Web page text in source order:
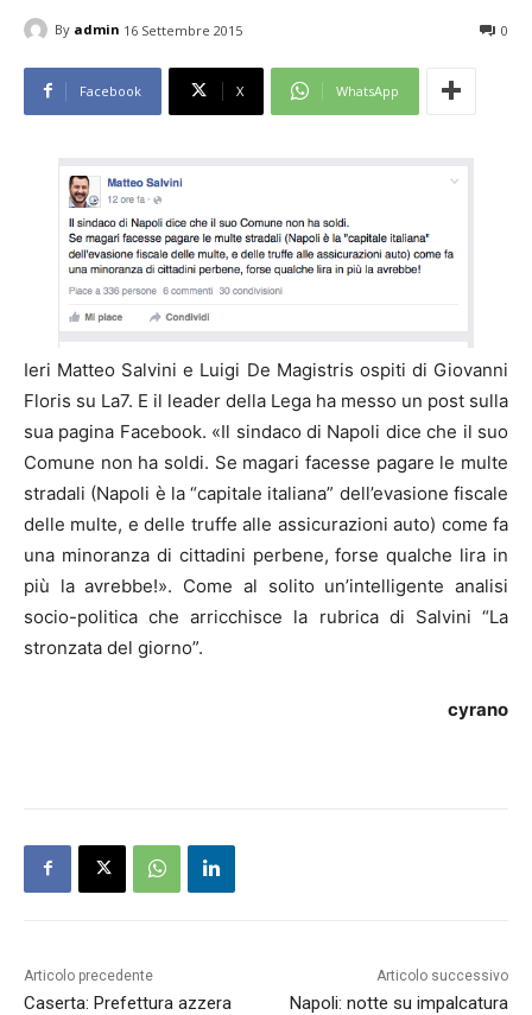
By admin 16 Settembre 2015 0
Facebook X WhatsApp
Ieri Matteo Salvini e Luigi De Magistris ospiti di Giovanni
Floris su La7. E il leader della Lega ha messo un post sulla
sua pagina Facebook. «Il sindaco di Napoli dice che il suo
Comune non ha soldi. Se magari facesse pagare le multe
stradali (Napoli è la “capitale italiana” dell’evasione fiscale
delle multe, e delle truffe alle assicurazioni auto) come fa
una minoranza di cittadini perbene, forse qualche lira in
più la avrebbe!». Come al solito un’intelligente analisi
socio-politica che arricchisce la rubrica di Salvini “La
stronzata del giorno”.
cyrano
Articolo precedente
Caserta: Prefettura azzera
Articolo successivo
Napoli: notte su impalcatura